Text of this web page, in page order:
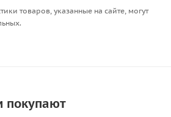
товаров, указанные на сайте, могут
покупают